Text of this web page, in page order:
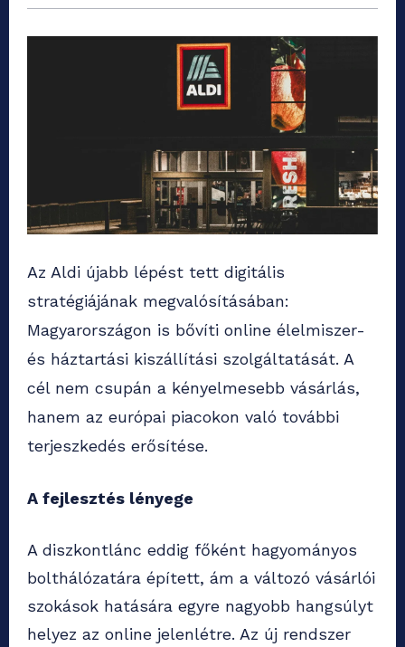
Az Aldi újabb lépést tett digitális
stratégiájának megvalósításában:
Magyarországon is bővíti online élelmiszer-
és háztartási kiszállítási szolgáltatását. A
cél nem csupán a kényelmesebb vásárlás,
hanem az európai piacokon való további
terjeszkedés erősítése.
A fejlesztés lényege
A diszkontlánc eddig főként hagyományos
bolthálózatára épített, ám a változó vásárlói
szokások hatására egyre nagyobb hangsúlyt
helyez az online jelenlétre. Az új rendszer